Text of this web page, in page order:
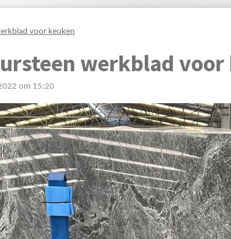
voor keuken
werkblad voor
om 15:20